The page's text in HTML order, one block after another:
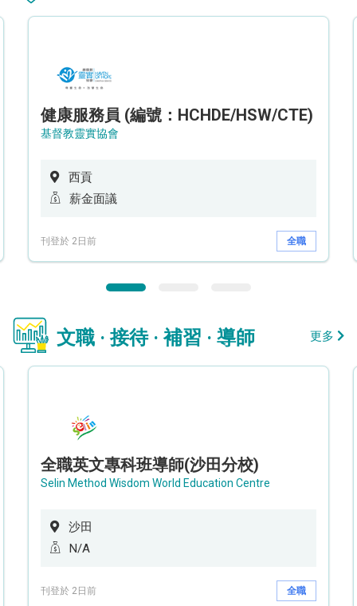
健康服務員 (編號：HCHDE/HSW/CTE)
基督教靈實協會
西貢
薪金面議
刊登於 2日前 全職
文職 · 接待 · 補習 · 導師 更多
全職英文專科班導師(沙田分校)
Selin Method Wisdom World Education Centre
沙田
N/A
刊登於 2日前 全職